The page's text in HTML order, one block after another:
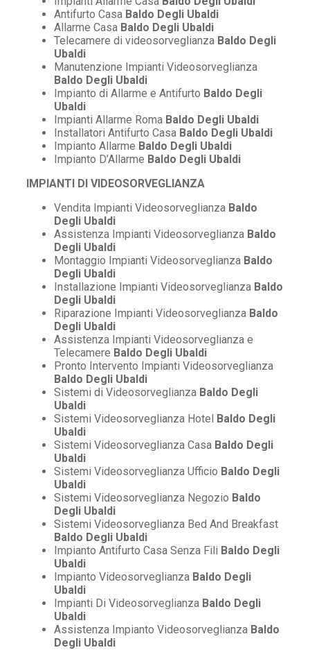
Antifurto Casa Baldo Degli Ubaldi
Allarme Casa Baldo Degli Ubaldi
Telecamere di videosorveglianza Baldo Degli
Ubaldi
Manutenzione Impianti Videosorveglianza
Baldo Degli Ubaldi
Impianto di Allarme e Antifurto Baldo Degli
Ubaldi
Impianti Allarme Roma Baldo Degli Ubaldi
Installatori Antifurto Casa Baldo Degli Ubaldi
Impianto Allarme Baldo Degli Ubaldi
Impianto D’Allarme Baldo Degli Ubaldi
IMPIANTI DI VIDEOSORVEGLIANZA
Vendita Impianti Videosorveglianza Baldo
Degli Ubaldi
Assistenza Impianti Videosorveglianza Baldo
Degli Ubaldi
Montaggio Impianti Videosorveglianza Baldo
Degli Ubaldi
Installazione Impianti Videosorveglianza Baldo
Degli Ubaldi
Riparazione Impianti Videosorveglianza Baldo
Degli Ubaldi
Assistenza Impianti Videosorveglianza e
Telecamere Baldo Degli Ubaldi
Pronto Intervento Impianti Videosorveglianza
Baldo Degli Ubaldi
Sistemi di Videosorveglianza Baldo Degli
Ubaldi
Sistemi Videosorveglianza Hotel Baldo Degli
Ubaldi
Sistemi Videosorveglianza Casa Baldo Degli
Ubaldi
Sistemi Videosorveglianza Ufficio Baldo Degli
Ubaldi
Sistemi Videosorveglianza Negozio Baldo
Degli Ubaldi
Sistemi Videosorveglianza Bed And Breakfast
Baldo Degli Ubaldi
Impianto Antifurto Casa Senza Fili Baldo Degli
Ubaldi
Impianto Videosorveglianza Baldo Degli
Ubaldi
Impianti Di Videosorveglianza Baldo Degli
Ubaldi
Assistenza Impianto Videosorveglianza Baldo
Degli Ubaldi